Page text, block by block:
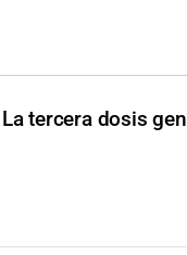
La tercera dosis